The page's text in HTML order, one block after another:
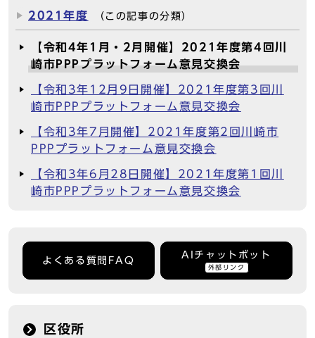
2021年度 （この記事の分類）
【令和4年1月・2月開催】2021年度第4回川
崎市PPPプラットフォーム意見交換会
【令和3年12月9日開催】2021年度第3回川
崎市PPPプラットフォーム意見交換会
【令和3年7月開催】2021年度第2回川崎市
PPPプラットフォーム意見交換会
【令和3年6月28日開催】2021年度第1回川
崎市PPPプラットフォーム意見交換会
よくある質問FAQ
AIチャットボット
外部リンク
区役所